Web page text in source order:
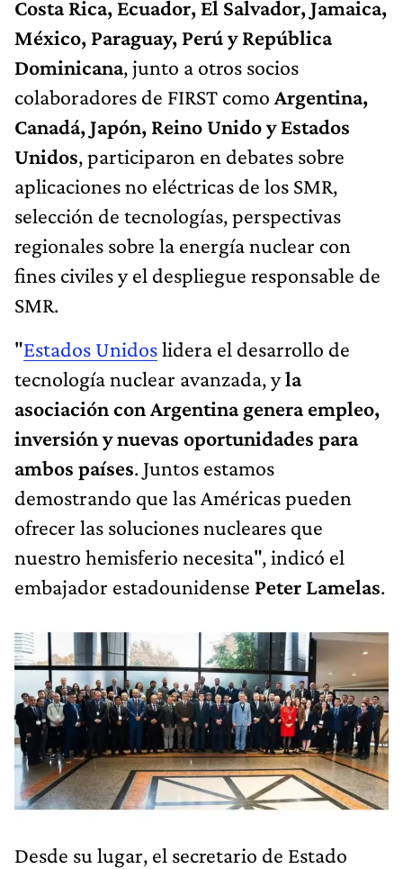
Costa Rica, Ecuador, El Salvador, Jamaica,
México, Paraguay, Perú y República
Dominicana, junto a otros socios
colaboradores de FIRST como Argentina,
Canadá, Japón, Reino Unido y Estados
Unidos, participaron en debates sobre
aplicaciones no eléctricas de los SMR,
selección de tecnologías, perspectivas
regionales sobre la energía nuclear con
fines civiles y el despliegue responsable de
SMR.
"Estados Unidoslidera el desarrollo de
tecnología nuclear avanzada, yla
asociación con Argentina genera empleo,
inversión y nuevas oportunidades para
ambos países. Juntos estamos
demostrando que las Américas pueden
ofrecer las soluciones nucleares que
nuestro hemisferio necesita", indicó el
embajador estadounidense Peter Lamelas.
Desde su lugar, el secretario de Estado